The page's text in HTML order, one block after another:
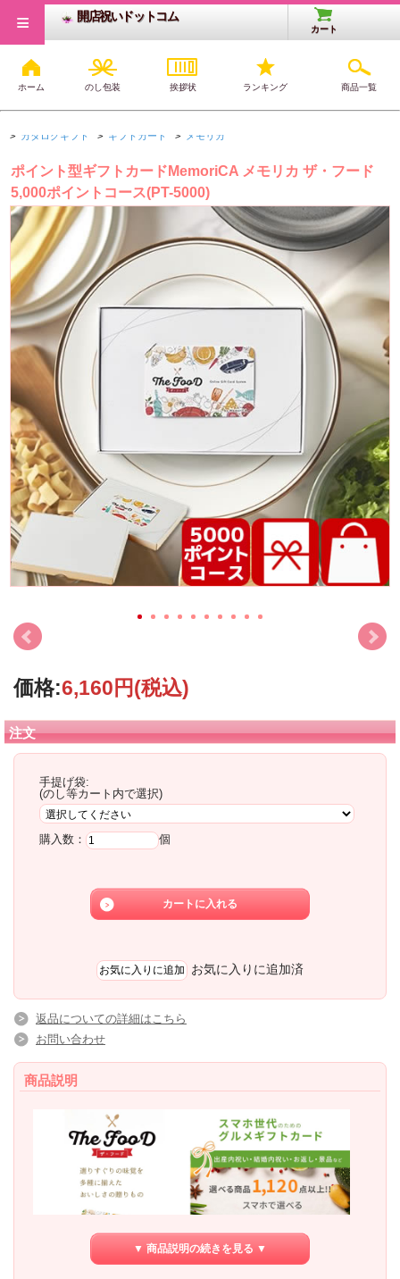
開店祝いドットコム
カート
ホーム のし包装 挨拶状 ランキング 商品一覧
≡
> カタログギフト > ギフトカード > メモリカ
ポイント型ギフトカードMemoriCA メモリカ ザ・フード
5,000ポイントコース(PT-5000)
価格:6,160円(税込)
注文
手提げ袋:
(のし等カート内で選択)
購入数： 個
お気に入りに追加済
返品についての詳細はこちら
お問い合わせ
商品説明
▼ 商品説明の続きを見る ▼